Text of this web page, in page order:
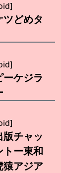
どめタ
ケジラ
チャッ
トー東和
猿アジア